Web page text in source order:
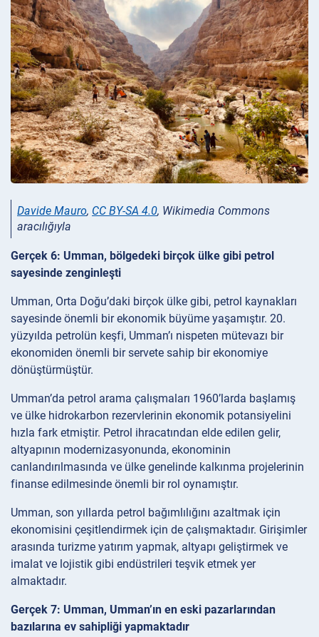
Davide Mauro, CC BY-SA 4.0, Wikimedia Commons
aracılığıyla
Gerçek 6: Umman, bölgedeki birçok ülke gibi petrol
sayesinde zenginleşti
Umman, Orta Doğu’daki birçok ülke gibi, petrol kaynakları
sayesinde önemli bir ekonomik büyüme yaşamıştır. 20.
yüzyılda petrolün keşfi, Umman’ı nispeten mütevazı bir
ekonomiden önemli bir servete sahip bir ekonomiye
dönüştürmüştür.
Umman’da petrol arama çalışmaları 1960’larda başlamış
ve ülke hidrokarbon rezervlerinin ekonomik potansiyelini
hızla fark etmiştir. Petrol ihracatından elde edilen gelir,
altyapının modernizasyonunda, ekonominin
canlandırılmasında ve ülke genelinde kalkınma projelerinin
finanse edilmesinde önemli bir rol oynamıştır.
Umman, son yıllarda petrol bağımlılığını azaltmak için
ekonomisini çeşitlendirmek için de çalışmaktadır. Girişimler
arasında turizme yatırım yapmak, altyapı geliştirmek ve
imalat ve lojistik gibi endüstrileri teşvik etmek yer
almaktadır.
Gerçek 7: Umman, Umman’ın en eski pazarlarından
bazılarına ev sahipliği yapmaktadır